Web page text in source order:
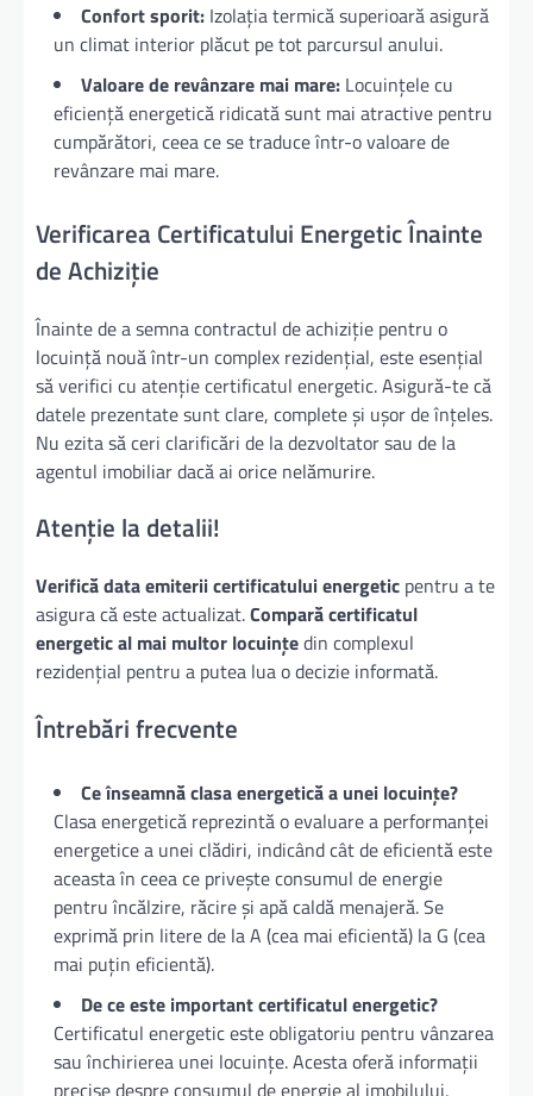
Confort sporit: Izolația termică superioară asigură
un climat interior plăcut pe tot parcursul anului.
Valoare de revânzare mai mare: Locuințele cu
eficiență energetică ridicată sunt mai atractive pentru
cumpărători, ceea ce se traduce într-o valoare de
revânzare mai mare.
Verificarea Certificatului Energetic Înainte
de Achiziție
Înainte de a semna contractul de achiziție pentru o
locuință nouă într-un complex rezidențial, este esențial
să verifici cu atenție certificatul energetic. Asigură-te că
datele prezentate sunt clare, complete și ușor de înțeles.
Nu ezita să ceri clarificări de la dezvoltator sau de la
agentul imobiliar dacă ai orice nelămurire.
Atenție la detalii!
Verifică data emiterii certificatului energetic pentru a te
asigura că este actualizat.Compară certificatul
energetic al mai multor locuințedin complexul
rezidențial pentru a putea lua o decizie informată.
Întrebări frecvente
Ce înseamnă clasa energetică a unei locuințe?
Clasa energetică reprezintă o evaluare a performanței
energetice a unei clădiri, indicând cât de eficientă este
aceasta în ceea ce privește consumul de energie
pentru încălzire, răcire și apă caldă menajeră. Se
exprimă prin litere de la A (cea mai eficientă) la G (cea
mai puțin eficientă).
De ce este important certificatul energetic?
Certificatul energetic este obligatoriu pentru vânzarea
sau închirierea unei locuințe. Acesta oferă informații
precise despre consumul de energie al imobilului,